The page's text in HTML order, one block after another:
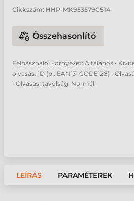
Cikkszám: HHP-MK953579C514
Összehasonlító
Felhasználói környezet: Általános •
olvasás: 1D (pl. EAN13, CODE128) •
• Olvasási távolság: Normál
LEÍRÁS PARAMÉTEREK